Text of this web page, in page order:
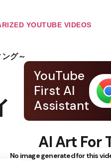
YOUTUBE VIDEOS
グ～
YouTube
First AI
Assistant
AI Art For
No image generated for this